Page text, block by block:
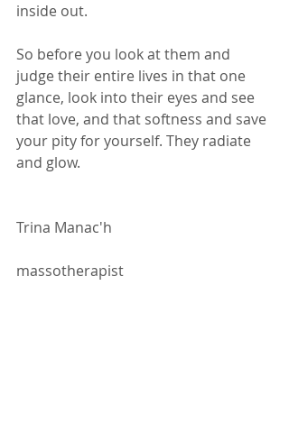
inside out.
So before you look at them and
judge their entire lives in that one
glance, look into their eyes and see
that love, and that softness and save
your pity for yourself. They radiate
and glow.
Trina Manac'h
massotherapist